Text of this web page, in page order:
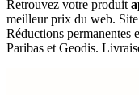
Retrouvez votre produit
meilleur prix du web. Site
Réductions permanentes
Paribas et Geodis.